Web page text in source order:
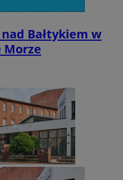
Bałtykiem w
Morze